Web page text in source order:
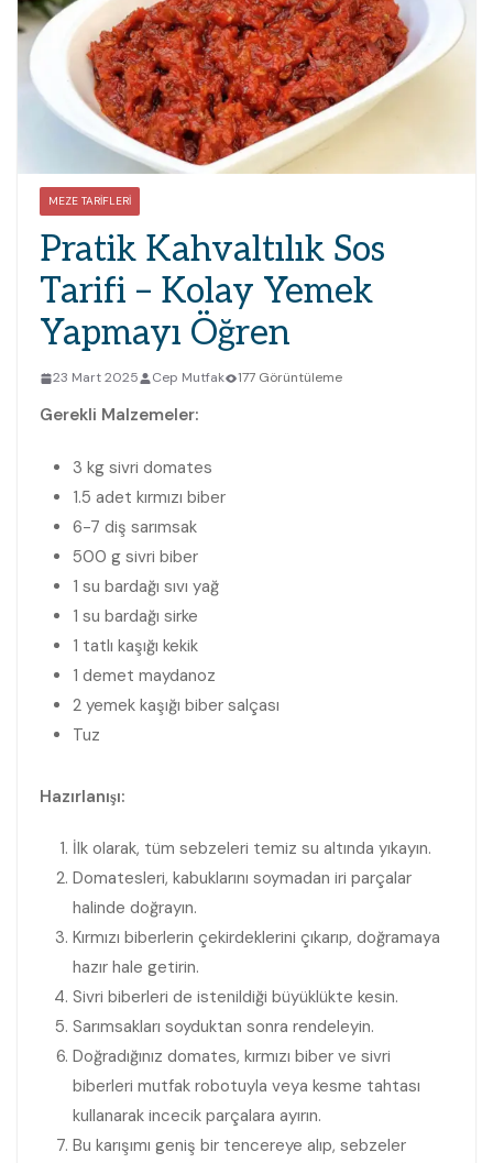
MEZE TARIFLERI
Pratik Kahvaltılık Sos
Tarifi – Kolay Yemek
Yapmayı Öğren
23 Mart 2025 Cep Mutfak 177 Görüntüleme
Gerekli Malzemeler:
3 kg sivri domates
1.5 adet kırmızı biber
6-7 diş sarımsak
500 g sivri biber
1 su bardağı sıvı yağ
1 su bardağı sirke
1 tatlı kaşığı kekik
1 demet maydanoz
2 yemek kaşığı biber salçası
Tuz
Hazırlanışı:
İlk olarak, tüm sebzeleri temiz su altında yıkayın.
Domatesleri, kabuklarını soymadan iri parçalar
halinde doğrayın.
Kırmızı biberlerin çekirdeklerini çıkarıp, doğramaya
hazır hale getirin.
Sivri biberleri de istenildiği büyüklükte kesin.
Sarımsakları soyduktan sonra rendeleyin.
Doğradığınız domates, kırmızı biber ve sivri
biberleri mutfak robotuyla veya kesme tahtası
kullanarak incecik parçalara ayırın.
Bu karışımı geniş bir tencereye alıp, sebzeler